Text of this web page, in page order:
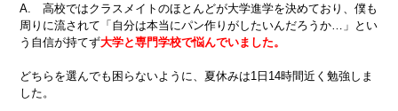
A. 高校ではクラスメイトのほとんどが大学進学を決めており、僕も
周りに流されて「自分は本当にパン作りがしたいんだろうか…」とい
う自信が持てず大学と専門学校で悩んでいました。
どちらを選んでも困らないように、夏休みは1日14時間近く勉強しま
した。